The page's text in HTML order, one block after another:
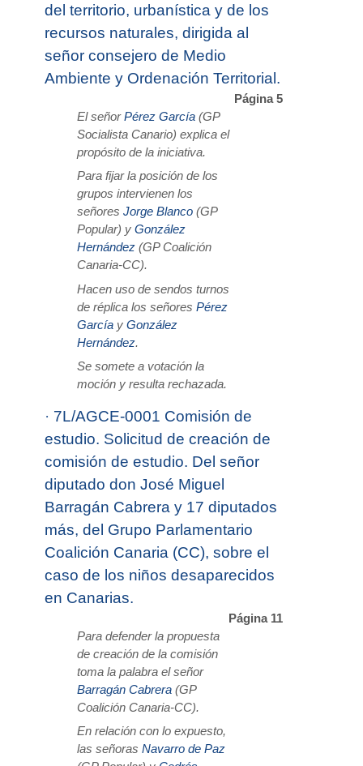
del territorio, urbanística y de los
recursos naturales, dirigida al
señor consejero de Medio
Ambiente y Ordenación Territorial.
Página 5
El señorPérez García (GP
Socialista Canario) explica el
propósito de la iniciativa.
Para fijar la posición de los
grupos intervienen los
señores Jorge Blanco (GP
Popular) y González
Hernández (GP Coalición
Canaria-CC).
Hacen uso de sendos turnos
de réplica los señores Pérez
García y González
Hernández.
Se somete a votación la
moción y resulta rechazada.
· 7L/AGCE-0001 Comisión de
estudio. Solicitud de creación de
comisión de estudio. Del señor
diputado don José Miguel
Barragán Cabrera y 17 diputados
más, del Grupo Parlamentario
Coalición Canaria (CC), sobre el
caso de los niños desaparecidos
en Canarias.
Página 11
Para defender la propuesta
de creación de la comisión
toma la palabra el señor
Barragán Cabrera (GP
Coalición Canaria-CC).
En relación con lo expuesto,
las señoras Navarro de Paz